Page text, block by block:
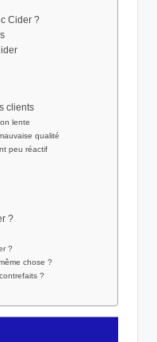
Cider ?
clients
lente
qualité
peu réactif
?
?
chose ?
?